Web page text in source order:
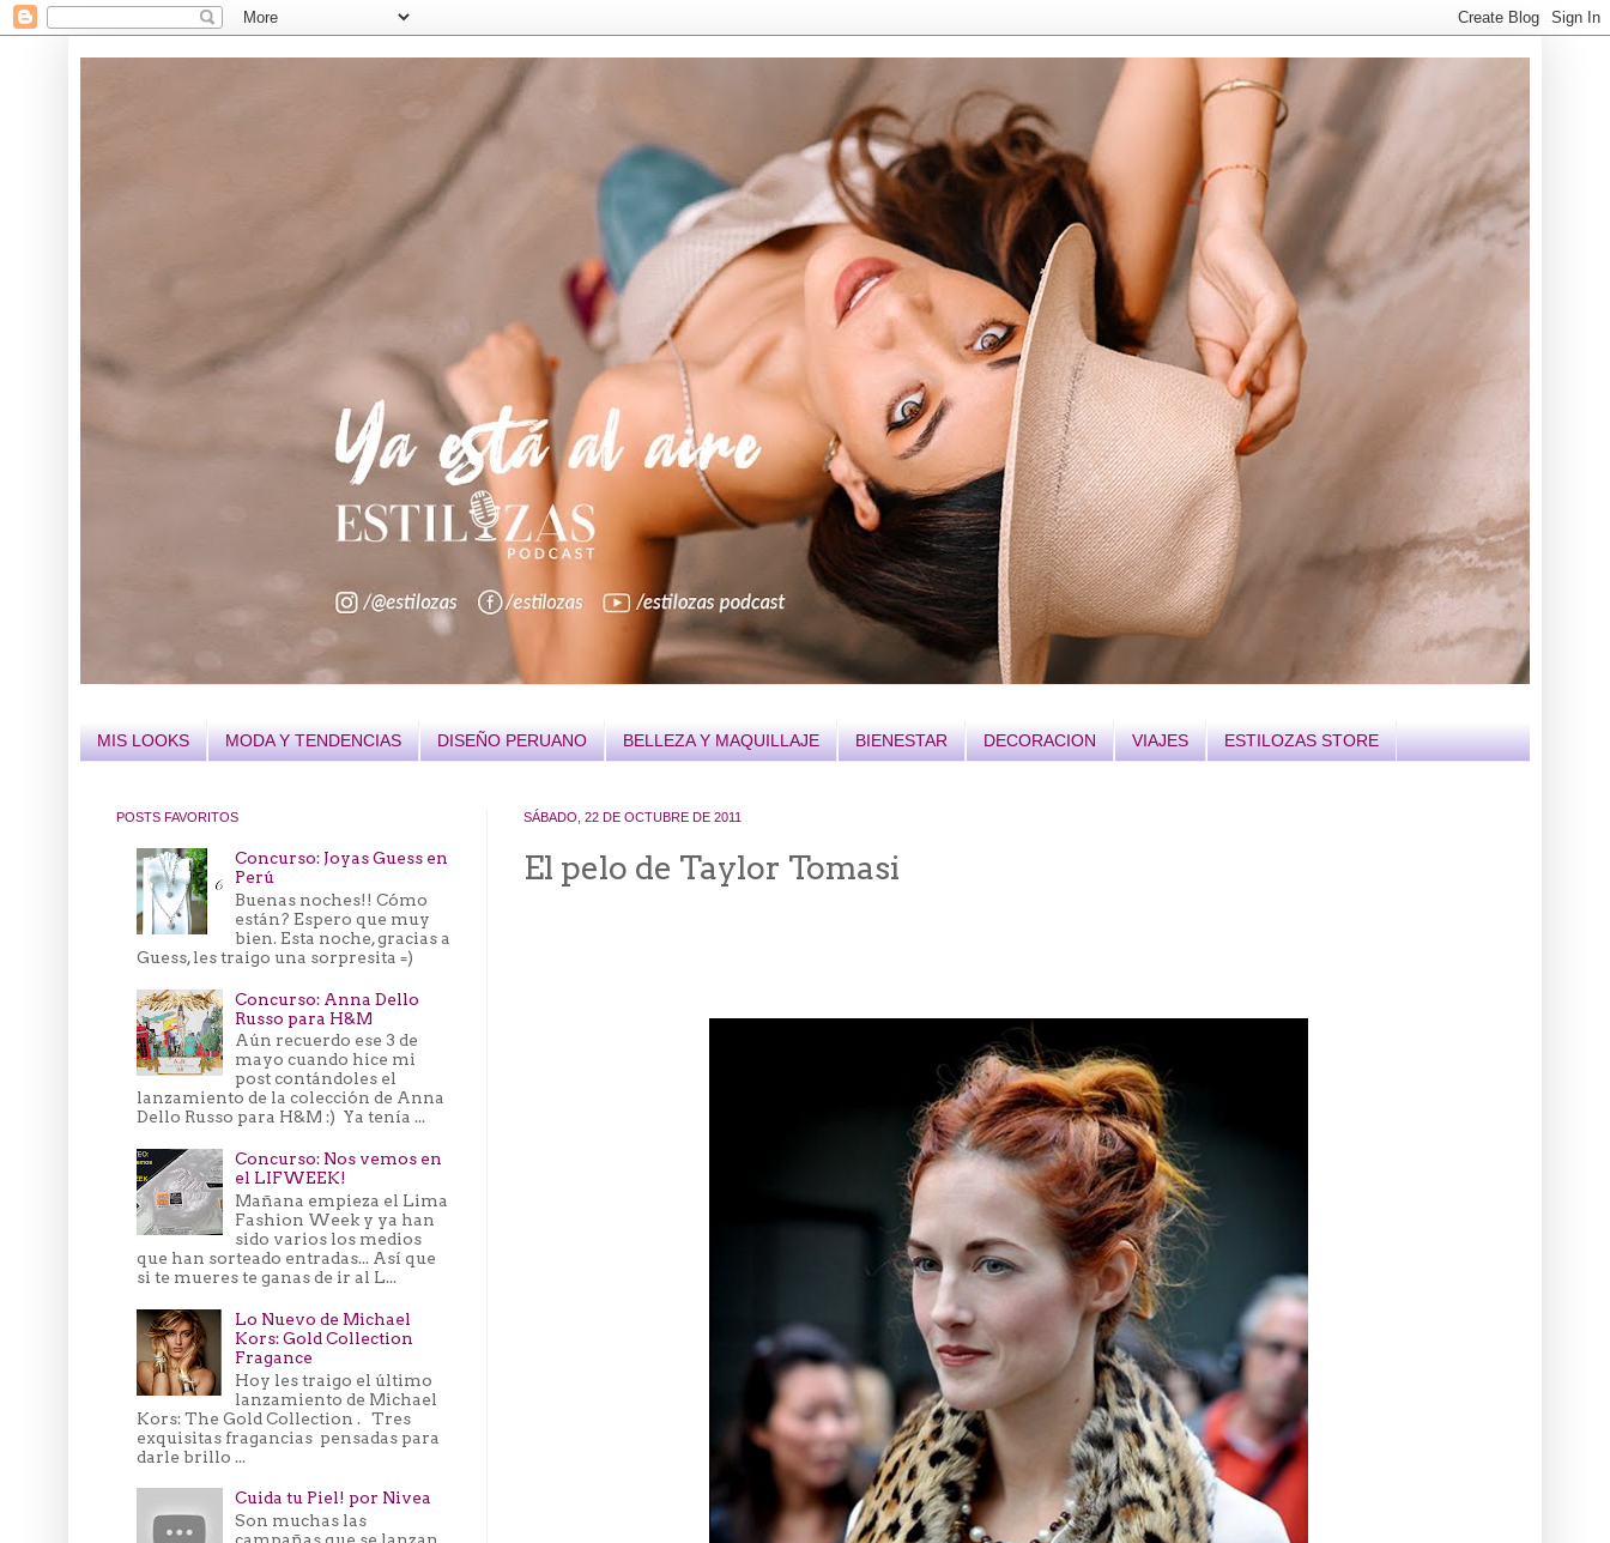
MIS LOOKS MODA Y TENDENCIAS DISEÑO PERUANO BELLEZA Y MAQUILLAJE BIENESTAR DECORACION VIAJES ESTILOZAS STORE
SÁBADO, 22 DE OCTUBRE DE 2011
El pelo de Taylor Tomasi
POSTS FAVORITOS
Concurso: Joyas Guess en
Perú
Buenas noches!! Cómo
están? Espero que muy
bien. Esta noche, gracias a
Guess, les traigo una sorpresita =)
Concurso: Anna Dello
Russo para H&M
Aún recuerdo ese 3 de
mayo cuando hice mi
post contándoles el
lanzamiento de la colección de Anna
Dello Russo para H&M :) Ya tenía ...
Concurso: Nos vemos en
el LIFWEEK!
Mañana empieza el Lima
Fashion Week y ya han
sido varios los medios
que han sorteado entradas... Así que
si te mueres te ganas de ir al L...
Lo Nuevo de Michael
Kors: Gold Collection
Fragance
Hoy les traigo el último
lanzamiento de Michael
Kors: The Gold Collection . Tres
exquisitas fragancias pensadas para
darle brillo ...
Cuida tu Piel! por Nivea
Son muchas las